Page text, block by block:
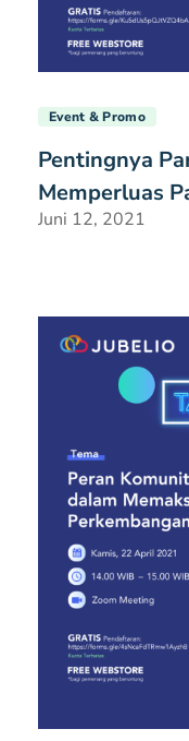
Event & Promo
Pentingnya
Memperluas
Juni 12, 2021